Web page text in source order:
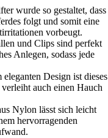
wurde so gestaltet, dass
folgt und somit eine
vorbeugt.
und Clips sind perfekt
Anlegen, sodass jede
Design ist dieses
auch einen Hauch
Nylon lässt sich leicht
hervorragenden